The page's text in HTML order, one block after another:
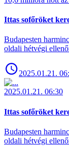
Ittas sofőröket
Budapesten
oldali hétvégi
2025.01.21.
2025.01.21. 06:30
Ittas sofőröket
Budapesten
oldali hétvégi